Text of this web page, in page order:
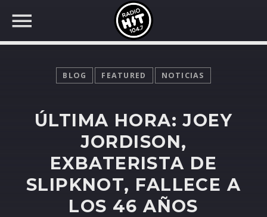
BUSCAR EN RADIO HIT
COMPARTE EN...
Twitter
BLOG FEATURED NOTICIAS
ÚLTIMA HORA: JOEY
JORDISON,
EXBATERISTA DE
SLIPKNOT, FALLECE A
LOS 46 AÑOS